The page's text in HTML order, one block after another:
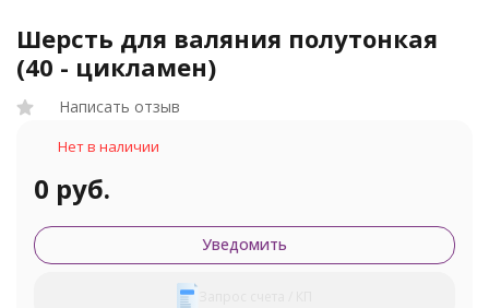
Шерсть для валяния полутонкая
(40 - цикламен)
Написать отзыв
Нет в наличии
0 руб.
Уведомить